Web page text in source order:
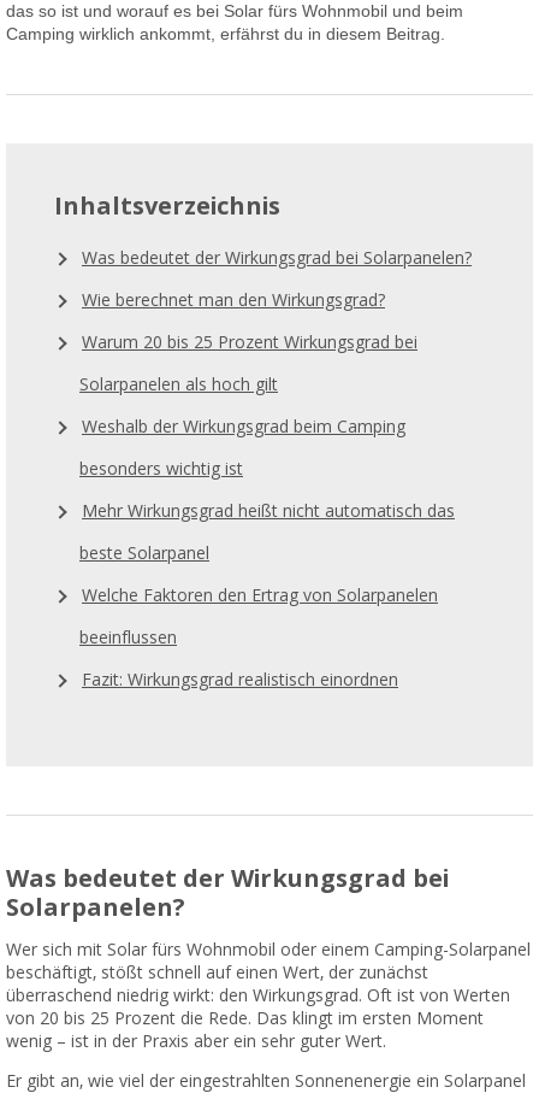
das so ist und worauf es bei Solar fürs Wohnmobil und beim
Camping wirklich ankommt, erfährst du in diesem Beitrag.
Inhaltsverzeichnis
Was bedeutet der Wirkungsgrad bei Solarpanelen?
Wie berechnet man den Wirkungsgrad?
Warum 20 bis 25 Prozent Wirkungsgrad bei
Solarpanelen als hoch gilt
Weshalb der Wirkungsgrad beim Camping
besonders wichtig ist
Mehr Wirkungsgrad heißt nicht automatisch das
beste Solarpanel
Welche Faktoren den Ertrag von Solarpanelen
beeinflussen
Fazit: Wirkungsgrad realistisch einordnen
Was bedeutet der Wirkungsgrad bei
Solarpanelen?
Wer sich mit Solar fürs Wohnmobil oder einem Camping-Solarpanel
beschäftigt, stößt schnell auf einen Wert, der zunächst
überraschend niedrig wirkt: den Wirkungsgrad. Oft ist von Werten
von 20 bis 25 Prozent die Rede. Das klingt im ersten Moment
wenig – ist in der Praxis aber ein sehr guter Wert.
Er gibt an, wie viel der eingestrahlten Sonnenenergie ein Solarpanel